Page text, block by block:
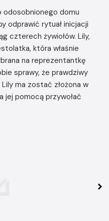
Gallardo, Eve Ryan,
odosobnionego domu
odprawić rytuał inicjacji
czterech żywiołów. Lily,
która właśnie
na reprezentantkę
sprawy, że prawdziwy
ma zostać złożona w
jej pomocą przywołać